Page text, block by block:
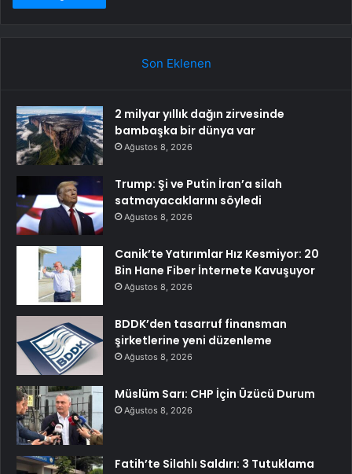
Son Eklenen
2 milyar yıllık dağın zirvesinde
bambaşka bir dünya var
Ağustos 8, 2026
Trump: Şi ve Putin İran’a silah
satmayacaklarını söyledi
Ağustos 8, 2026
Canik’te Yatırımlar Hız Kesmiyor: 20
Bin Hane Fiber İnternete Kavuşuyor
Ağustos 8, 2026
BDDK’den tasarruf finansman
şirketlerine yeni düzenleme
Ağustos 8, 2026
Müslüm Sarı: CHP İçin Üzücü Durum
Ağustos 8, 2026
Fatih’te Silahlı Saldırı: 3 Tutuklama